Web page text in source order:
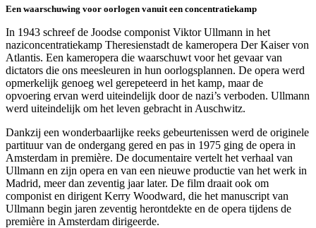
Een waarschuwing voor oorlogen vanuit een concentratiekamp
In 1943 schreef de Joodse componist Viktor Ullmann in het
naziconcentratiekamp Theresienstadt de kameropera Der Kaiser von
Atlantis. Een kameropera die waarschuwt voor het gevaar van
dictators die ons meesleuren in hun oorlogsplannen. De opera werd
opmerkelijk genoeg wel gerepeteerd in het kamp, maar de
opvoering ervan werd uiteindelijk door de nazi’s verboden. Ullmann
werd uiteindelijk om het leven gebracht in Auschwitz.
Dankzij een wonderbaarlijke reeks gebeurtenissen werd de originele
partituur van de ondergang gered en pas in 1975 ging de opera in
Amsterdam in première. De documentaire vertelt het verhaal van
Ullmann en zijn opera en van een nieuwe productie van het werk in
Madrid, meer dan zeventig jaar later. De film draait ook om
componist en dirigent Kerry Woodward, die het manuscript van
Ullmann begin jaren zeventig herontdekte en de opera tijdens de
première in Amsterdam dirigeerde.